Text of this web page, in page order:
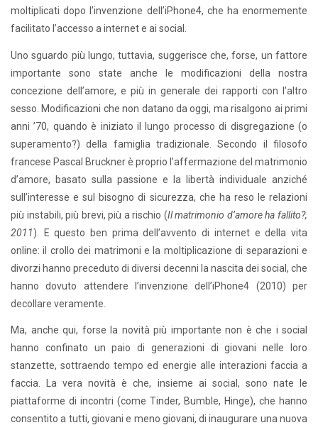
moltiplicati dopo l’invenzione dell’iPhone4, che ha enormemente
facilitato l’accesso a internet e ai social.
Uno sguardo più lungo, tuttavia, suggerisce che, forse, un fattore
importante sono state anche le modificazioni della nostra
concezione dell’amore, e più in generale dei rapporti con l’altro
sesso. Modificazioni che non datano da oggi, ma risalgono ai primi
anni ’70, quando è iniziato il lungo processo di disgregazione (o
superamento?) della famiglia tradizionale. Secondo il filosofo
francese Pascal Bruckner è proprio l’affermazione del matrimonio
d’amore, basato sulla passione e la libertà individuale anziché
sull’interesse e sul bisogno di sicurezza, che ha reso le relazioni
più instabili, più brevi, più a rischio (Il matrimonio d’amore ha fallito?,
2011). E questo ben prima dell’avvento di internet e della vita
online: il crollo dei matrimoni e la moltiplicazione di separazioni e
divorzi hanno preceduto di diversi decenni la nascita dei social, che
hanno dovuto attendere l’invenzione dell’iPhone4 (2010) per
decollare veramente.
Ma, anche qui, forse la novità più importante non è che i social
hanno confinato un paio di generazioni di giovani nelle loro
stanzette, sottraendo tempo ed energie alle interazioni faccia a
faccia. La vera novità è che, insieme ai social, sono nate le
piattaforme di incontri (come Tinder, Bumble, Hinge), che hanno
consentito a tutti, giovani e meno giovani, di inaugurare una nuova